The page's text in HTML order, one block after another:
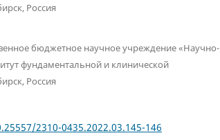
Россия
бюджетное научное учреждение «Научно-
фундаментальной и клинической
Россия
2310-0435.2022.03.145-146